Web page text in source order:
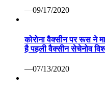
—09/17/2020
कोरोना वैक्सीन पर रूस ने
है पहली वैक्सीन सेचेनोव
—07/13/2020